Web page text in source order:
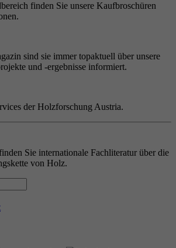
finden Sie unsere Kaufbroschüren
sind sie immer topaktuell über unsere
und -ergebnisse informiert.
der Holzforschung Austria.
Sie internationale Fachliteratur über die
von Holz.